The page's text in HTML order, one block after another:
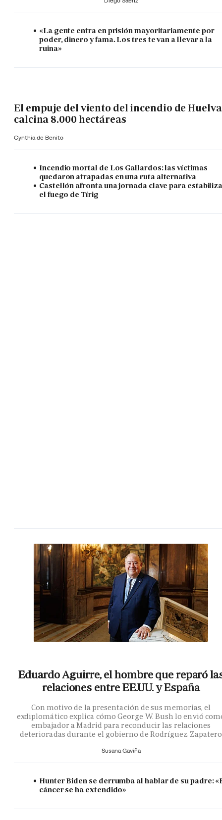
«La gente entra en prisión mayoritariamente por
poder, dinero y fama. Los tres te van a llevar a la
ruina»
El empuje del viento del incendio de Huelva
calcina 8.000 hectáreas
Cynthia de Benito
Incendio mortal de Los Gallardos: las víctimas
quedaron atrapadas en una ruta alternativa
Castellón afronta una jornada clave para
el fuego de Tírig
Eduardo Aguirre, el hombre que reparó
relaciones entre EE.UU. y España
Con motivo de la presentación de sus memorias, el
exdiplomático explica cómo George W. Bush lo envió
embajador a Madrid para reconducir las relaciones
deterioradas durante el gobierno de Rodríguez Zapatero
Susana Gaviña
Hunter Biden se derrumba al hablar de su padre:
cáncer se ha extendido»